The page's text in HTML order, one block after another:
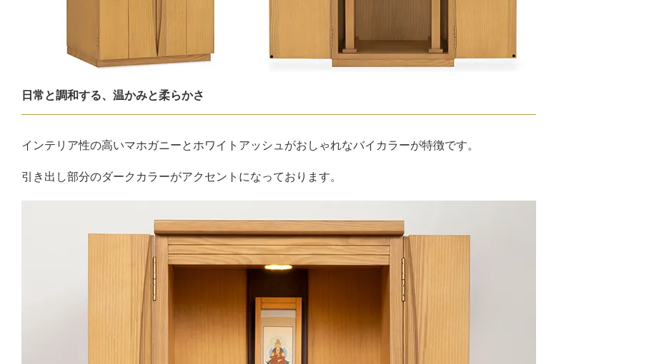
日常と調和する、温かみと柔らかさ
インテリア性の高いマホガニーとホワイトアッシュがおしゃれなバイカラーが特徴です。
引き出し部分のダークカラーがアクセントになっております。